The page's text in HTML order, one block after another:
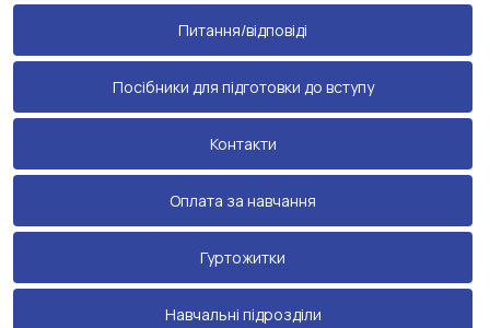
Питання/відповіді
Посібники для підготовки до вступу
Контакти
Оплата за навчання
Гуртожитки
Навчальні підрозділи